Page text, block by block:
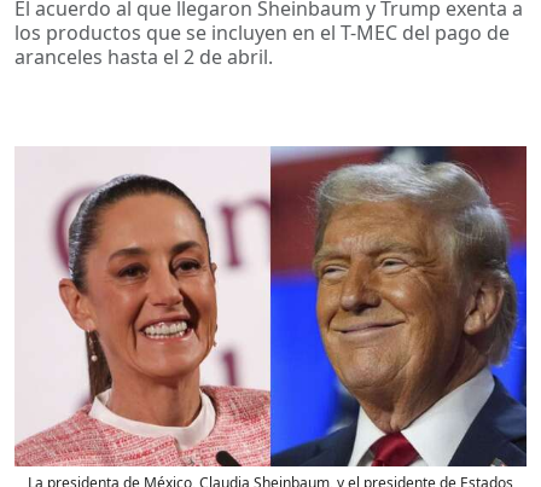
El acuerdo al que llegaron Sheinbaum y Trump exenta a
los productos que se incluyen en el T-MEC del pago de
aranceles hasta el 2 de abril.
La presidenta de México, Claudia Sheinbaum, y el presidente de Estados